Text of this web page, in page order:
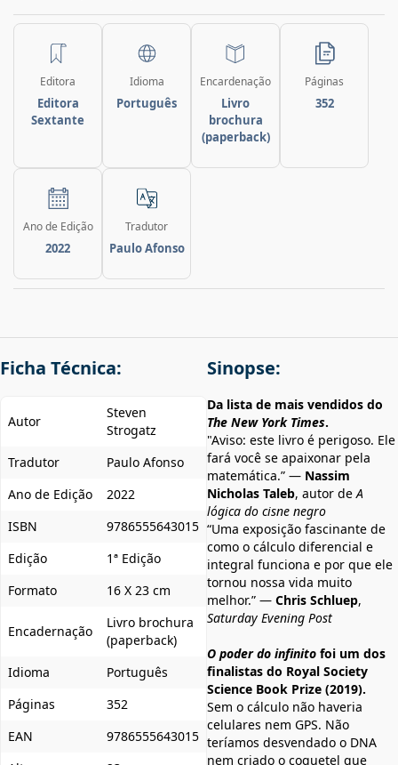
Editora
Editora
Sextante
Idioma
Português
Encardenação
Livro
brochura
(paperback)
Páginas
352
Ano de Edição
2022
Tradutor
Paulo Afonso
Ficha Técnica:
Autor
Steven
Strogatz
Tradutor
Paulo Afonso
Ano de Edição
2022
ISBN
9786555643015
Edição
1ª Edição
Formato
16 X 23 cm
Encadernação
Livro brochura
(paperback)
Idioma
Português
Páginas
352
EAN
9786555643015
Sinopse:
Da lista de mais vendidos do
The New York Times.
"Aviso: este livro é perigoso. Ele
fará você se apaixonar pela
matemática.” — Nassim
Nicholas Taleb, autor deA
lógica do cisne negro
“Uma exposição fascinante de
como o cálculo diferencial e
integral funciona e por que ele
tornou nossa vida muito
melhor.” — Chris Schluep,
Saturday Evening Post
O poder do infinito foi um dos
finalistas do Royal Society
Science Book Prize (2019).
Sem o cálculo não haveria
celulares nem GPS. Não
teríamos desvendado o DNA
nem criado o coquetel que